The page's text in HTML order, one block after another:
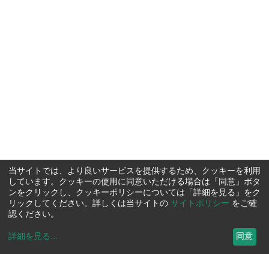
当サイトでは、より良いサービスを提供するため、クッキーを利用
しています。クッキーの使用に同意いただける場合は「同意」ボタ
ンをクリックし、クッキーポリシーについては「詳細を見る」をク
リックしてください。詳しくは当サイトの サイトポリシー をご確
認ください。
詳細を見る ... 同意